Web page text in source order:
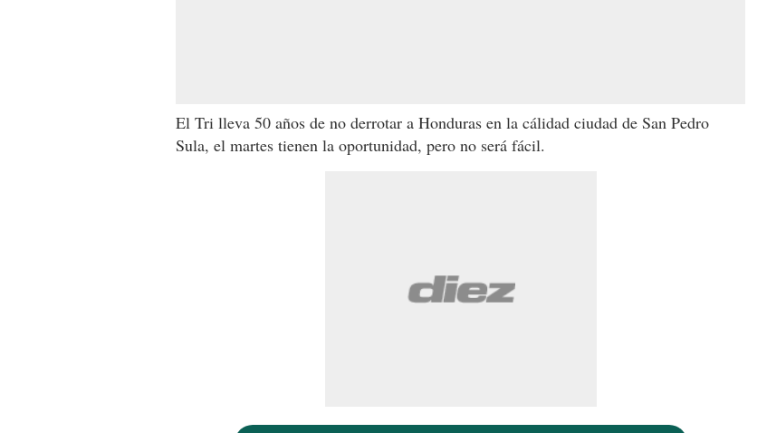
El Tri lleva 50 años de no derrotar a Honduras en la cálidad ciudad de San Pedro
Sula, el martes tienen la oportunidad, pero no será fácil.